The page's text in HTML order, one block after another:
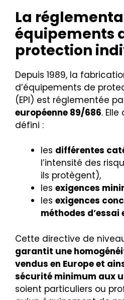
La
équipements
protection
Depuis 1989, la
d’équipements de
(EPI) est réglementée
européenne 89/686.
défini :
les différentes
l’intensité des
ils protègent),
les exigences
les exigences
méthodes
Cette directive de
garantit une
vendus en Europe et
sécurité minimum aux
soient particuliers ou